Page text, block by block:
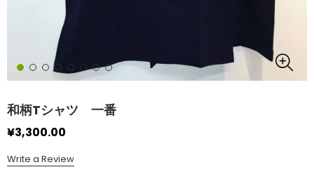
和柄Tシャツ 一番
¥3,300.00
Write a Review